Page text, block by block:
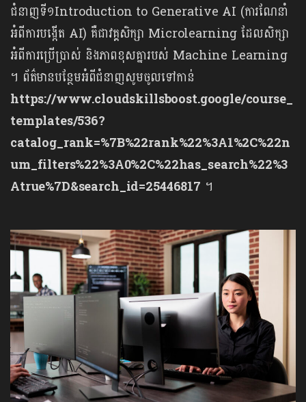
ជំនាញទី១Introduction to Generative AI (ការណែនាំ
អំពីការបង្កើត AI) គឺជាវគ្គសិក្សា Microlearning ដែលសិក្សា
អំពីការប្រើប្រាស់ និងភាពខុសគ្នារបស់ Machine Learning
។ ព័ត៌មានបន្ថែមអំពីជំនាញសូមចូលទៅកាន់
https://www.cloudskillsboost.google/course_
templates/536?
catalog_rank=%7B%22rank%22%3A1%2C%22n
um_filters%22%3A0%2C%22has_search%22%3
Atrue%7D&search_id=25446817 ។